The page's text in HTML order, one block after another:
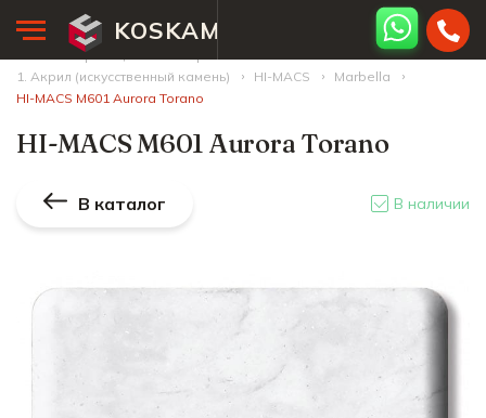
KOSKAM
Главная страница
1. Акрил (искусственный камень)
HI-MACS
Marbella
HI-MACS M601 Aurora Torano
HI-MACS M601 Aurora Torano
В каталог В наличии